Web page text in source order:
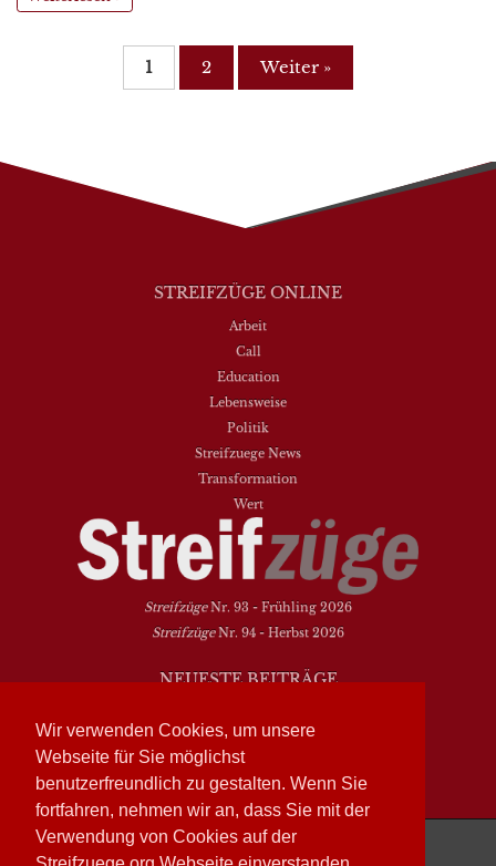
Wir verwenden Cookies, um unsere
Webseite für Sie möglichst
benutzerfreundlich zu gestalten. Wenn Sie
fortfahren, nehmen wir an, dass Sie mit der
Verwendung von Cookies auf der
1 2 Weiter »
STREIFZÜGE ONLINE
Arbeit
Call
Education
Lebensweise
Politik
Streifzuege News
Transformation
Wert
StreifzügeNr. 93 - Frühling 2026
StreifzügeNr. 94 - Herbst 2026
NEUESTE BEITRÄGE
Dasein als Fortsein
Das Elend der Soziologie
Hymne. Kanon. Ohrwurm
Streifzüge läuft mitWordPress